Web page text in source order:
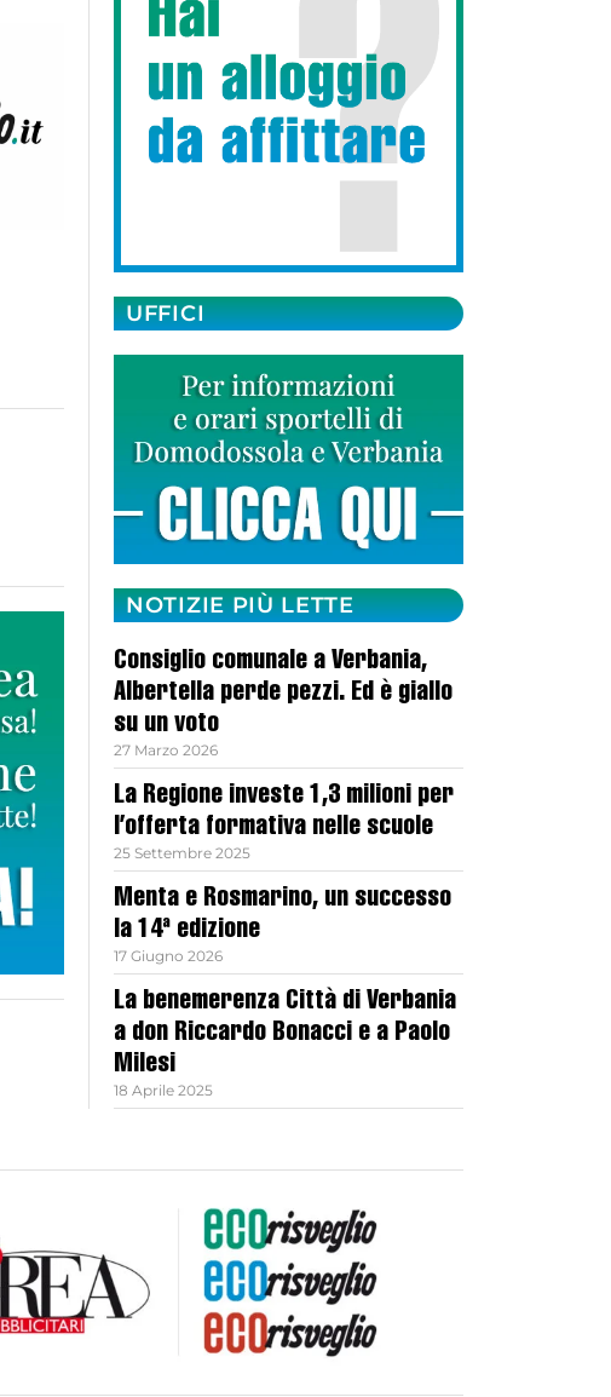
UFFICI
NOTIZIE PIÙ LETTE
Consiglio comunale a Verbania,
Albertella perde pezzi. Ed è giallo
su un voto
27 Marzo 2026
La Regione investe 1,3 milioni per
l’offerta formativa nelle scuole
25 Settembre 2025
Menta e Rosmarino, un successo
la 14ª edizione
17 Giugno 2026
La benemerenza Città di Verbania
a don Riccardo Bonacci e a Paolo
Milesi
18 Aprile 2025